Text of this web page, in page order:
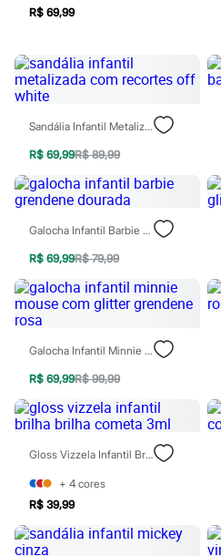
Todos os produtos
Arrumadinho para os meninos
Romântico para as meninas
Inverno
Roupas menina
1 a 5 anos
4 a 12 anos
10 a 16 anos
Roupas menino
0 a 24 meses
1 a 5 anos
4 a 12 anos
Acessórios
Recém-nascido
Bolsas e Mochilas
Calçados
Botas
Chinelos
Pantufas
Rasteirinhas
Tênis
Marcas
Baby Club
Miss Fifteen
Palomino
R$ 69,99
Sandália Infantil Metalizada Com Recortes Off White
R$ 69,99R$ 89,99
Galocha Infantil Barbie Grendene Dourada
R$ 69,99R$ 79,99
Galocha Infantil Minnie Mouse Com Glitter Grendene Rosa
R$ 69,99R$ 99,99
Gloss Vizzela Infantil Brilha Brilha Cometa 3ml
+ 4 cores
R$ 39,99